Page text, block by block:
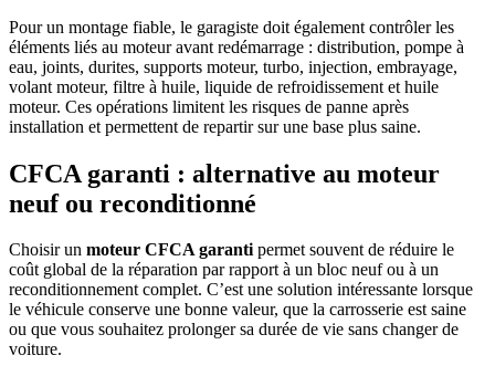
Pour un montage fiable, le garagiste doit également contrôler les
éléments liés au moteur avant redémarrage : distribution, pompe à
eau, joints, durites, supports moteur, turbo, injection, embrayage,
volant moteur, filtre à huile, liquide de refroidissement et huile
moteur. Ces opérations limitent les risques de panne après
installation et permettent de repartir sur une base plus saine.
CFCA garanti : alternative au moteur
neuf ou reconditionné
Choisir un moteur CFCA garantipermet souvent de réduire le
coût global de la réparation par rapport à un bloc neuf ou à un
reconditionnement complet. C’est une solution intéressante lorsque
le véhicule conserve une bonne valeur, que la carrosserie est saine
ou que vous souhaitez prolonger sa durée de vie sans changer de
voiture.